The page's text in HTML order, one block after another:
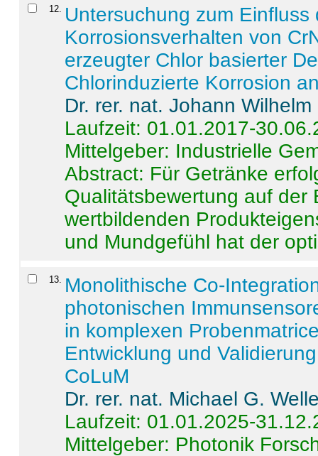
12
Untersuchung zum
Korrosionsverhalten von
erzeugter Chlor basierter
Chlorinduzierte Korrosion
Dr. rer. nat. Johann
Laufzeit: 01.01.2017-
Mittelgeber: Industrielle
Abstract: Für Getränke
Qualitätsbewertung auf der
wertbildenden
und Mundgefühl hat der
13
Monolithische Co-
photonischen
in komplexen
Entwicklung und
CoLuM
Dr. rer. nat. Michael G.
Laufzeit: 01.01.2025-
Mittelgeber: Photonik